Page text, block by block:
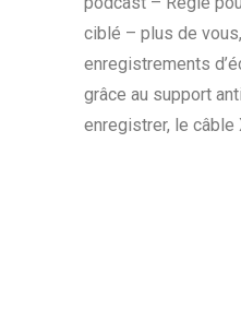
ciblé – plus de
enregistrements
grâce au support
enregistrer, le câble